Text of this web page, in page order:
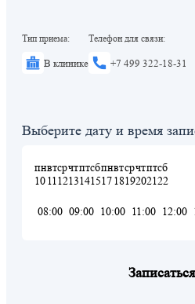
Тип приема:
В клинике
Телефон для связи:
+7 499 322-18-31
Выберите дату и время
пн
10
вт
11
ср
12
чт
13
пт
14
сб
15
пн
17
вт
18
ср
19
чт
20
пт
21
сб
22
08:00 09:00 10:00 11:00 12:00